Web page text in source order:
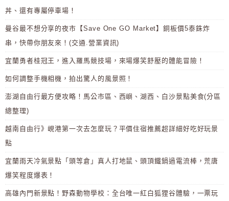
丼、還有專屬停車場！
曼谷最不想分享的夜市【Save One GO Market】銅板價5泰銖炸
串，快帶你朋友來！(交通.營業資訊)
宜蘭勇者桂冠王，進入羅馬競技場，來場爆笑舒壓的體能冒險！
如何調整手機相機，拍出驚人的風景照！
澎湖自由行最方便攻略！馬公市區、西嶼、湖西、白沙景點美食(分區
總整理)
越南自由行》峴港第一次去怎麼玩？平價住宿推薦超詳細好吃好玩景
點
宜蘭雨天冷氣景點「頭等倉」真人打地鼠、頭頂鐵鍋過電流棒，荒唐
爆笑程度爆表！
高雄內門新景點！野森動物學校：全台唯一紅白狐狸谷體驗，一票玩